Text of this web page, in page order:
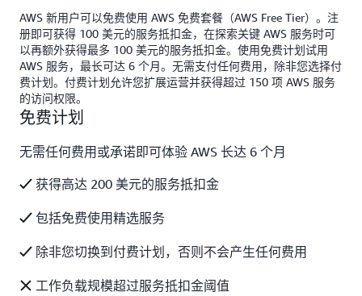
AWS 新用户可以免费使用 AWS 免费套餐（AWS Free Tier）。注
册即可获得 100 美元的服务抵扣金，在探索关键 AWS 服务时可
以再额外获得最多 100 美元的服务抵扣金。使用免费计划试用
AWS 服务，最长可达 6 个月。无需支付任何费用，除非您选择付
费计划。付费计划允许您扩展运营并获得超过 150 项 AWS 服务
的访问权限。
免费计划
无需任何费用或承诺即可体验 AWS 长达 6 个月
获得高达 200 美元的服务抵扣金
包括免费使用精选服务
除非您切换到付费计划，否则不会产生任何费用
工作负载规模超过服务抵扣金阈值